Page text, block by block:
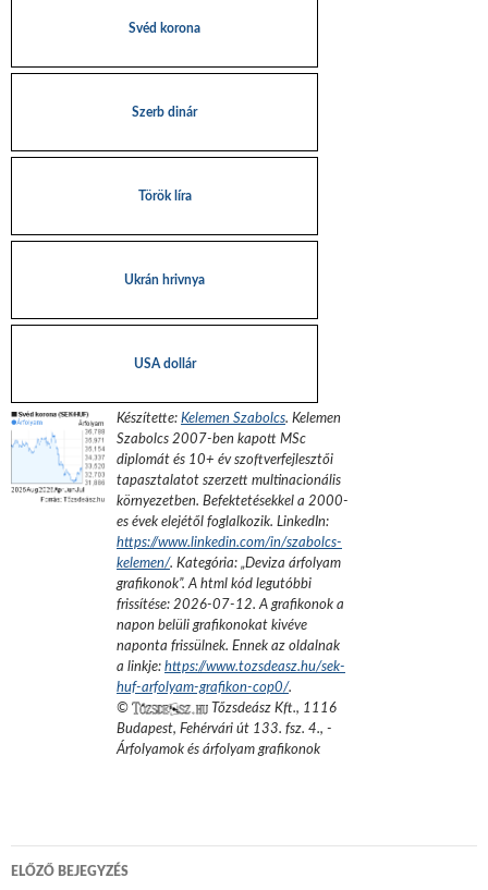
Svéd korona
Szerb dinár
Török líra
Ukrán hrivnya
USA dollár
Készítette: Kelemen Szabolcs. Kelemen
Szabolcs 2007-ben kapott MSc
diplomát és 10+ év szoftverfejlesztői
tapasztalatot szerzett multinacionális
környezetben. Befektetésekkel a 2000-
es évek elejétől foglalkozik. LinkedIn:
https://www.linkedin.com/in/szabolcs-
kelemen/. Kategória: „Deviza árfolyam
grafikonok”.A html kód legutóbbi
frissítése: 2026-07-12. A grafikonok a
napon belüli grafikonokat kivéve
naponta frissülnek. Ennek az oldalnak
a linkje: https://www.tozsdeasz.hu/sek-
huf-arfolyam-grafikon-cop0/.
©
Tőzsdeász Kft., 1116
Budapest, Fehérvári út 133. fsz. 4., -
Árfolyamok és árfolyam grafikonok
Bejegyzés
navigáció
ELŐZŐ BEJEGYZÉS